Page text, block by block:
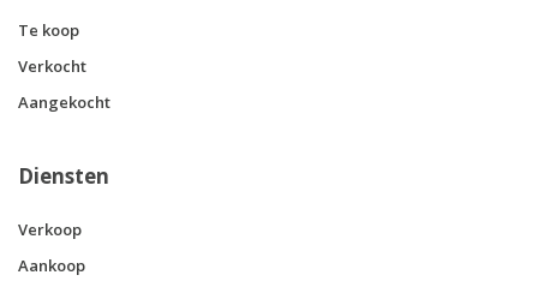
Te koop
Verkocht
Aangekocht
Diensten
Verkoop
Aankoop